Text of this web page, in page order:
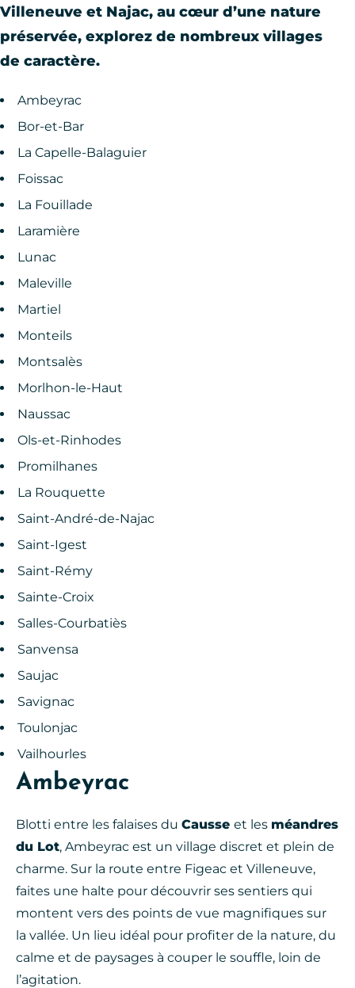
Villeneuve et Najac, au cœur d’une nature
préservée, explorez de nombreux villages
de caractère.
Ambeyrac
Bor-et-Bar
La Capelle-Balaguier
Foissac
La Fouillade
Laramière
Lunac
Maleville
Martiel
Monteils
Montsalès
Morlhon-le-Haut
Naussac
Ols-et-Rinhodes
Promilhanes
La Rouquette
Saint-André-de-Najac
Saint-Igest
Saint-Rémy
Sainte-Croix
Salles-Courbatiès
Sanvensa
Saujac
Savignac
Toulonjac
Vailhourles
Ambeyrac
Blotti entre les falaises du Causse et les méandres
du Lot, Ambeyrac est un village discret et plein de
charme. Sur la route entre Figeac et Villeneuve,
faites une halte pour découvrir ses sentiers qui
montent vers des points de vue magnifiques sur
la vallée. Un lieu idéal pour profiter de la nature, du
calme et de paysages à couper le souffle, loin de
l’agitation.